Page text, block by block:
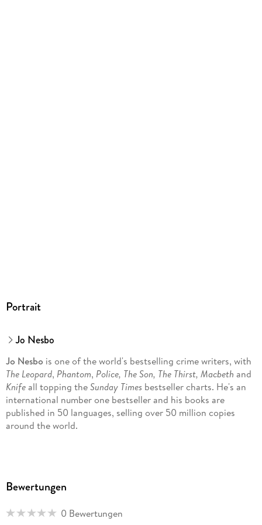
Portrait
Jo Nesbo
Jo Nesbo is one of the world's bestselling crime writers, with
The Leopard, Phantom, Police, The Son, The Thirst, Macbeth and
Knifeall topping theSunday Times bestseller charts. He's an
international number one bestseller and his books are
published in 50 languages, selling over 50 million copies
around the world.
playing professionally for Spurs was dashed when he tore
years military service he attended business school and
Bewertungen
0 Bewertungen